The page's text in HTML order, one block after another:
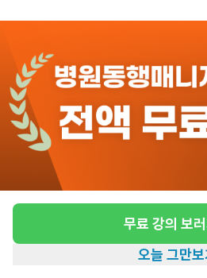
무료 강의 보러
오늘 그만보